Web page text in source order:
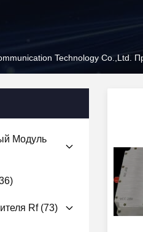
Technology Co.,Ltd.
Модуль
Rf(73)